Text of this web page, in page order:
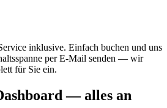
inklusive. Einfach buchen und uns
per E-Mail senden — wir
für Sie ein.
— alles an